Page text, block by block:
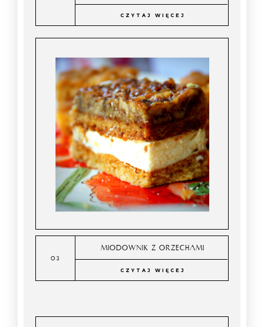
CZYTAJ WIĘCEJ
MIODOWNIK Z ORZECHAMI
CZYTAJ WIĘCEJ